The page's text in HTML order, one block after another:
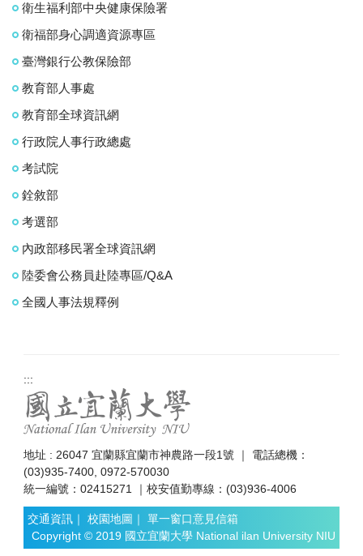
衛生福利部中央健康保險署
衛福部身心調適資源專區
臺灣銀行公教保險部
教育部人事處
教育部全球資訊網
行政院人事行政總處
考試院
銓敘部
考選部
內政部移民署全球資訊網
陸委會公務員赴陸專區/Q&A
全國人事法規釋例
:::
地址 : 26047 宜蘭縣宜蘭市神農路一段1號 ｜ 電話總機：
(03)935-7400, 0972-570030
統一編號：02415271 ｜校安值勤專線：(03)936-4006
交通資訊 ｜ 校園地圖 ｜ 單一窗口意見信箱
Copyright © 2019 國立宜蘭大學 National ilan University NIU